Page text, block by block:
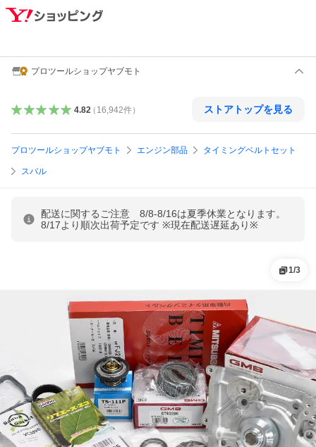
プロツールショップヤブモト
4.82（ 16,942件） ストアトップを見る
プロツールショップヤブモト エンジン部品 タイミングベルトセット
スバル
配送に関するご注意 8/8-8/16は夏季休業となります。
8/17より順次出荷予定です ※現在配送遅延あり※
1/3